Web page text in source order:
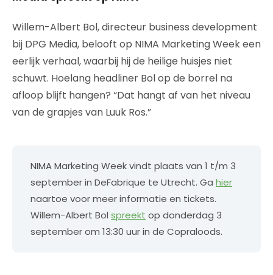
Willem-Albert Bol, directeur business development
bij DPG Media, belooft op NIMA Marketing Week een
eerlijk verhaal, waarbij hij de heilige huisjes niet
schuwt. Hoelang headliner Bol op de borrel na
afloop blijft hangen? “Dat hangt af van het niveau
van de grapjes van Luuk Ros.”
NIMA Marketing Week vindt plaats van 1 t/m 3
september in DeFabrique te Utrecht. Ga hier
naartoe voor meer informatie en tickets.
Willem-Albert Bol spreekt op donderdag 3
september om 13:30 uur in de Copraloods.